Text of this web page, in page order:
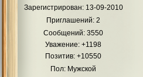
Зарегистрирован: 13-09-2010
Приглашений: 2
Сообщений: 3550
Уважение: +1198
Позитив: +10550
Пол: Мужской